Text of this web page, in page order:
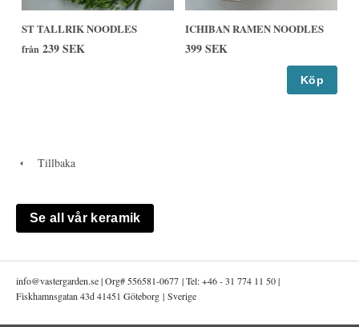
ST TALLRIK NOODLES
från 239 SEK
ICHIBAN RAMEN NOODLES
399 SEK
Köp
Tillbaka
Se all vår keramik
info@vastergarden.se | Org# 556581-0677 | Tel: +46 - 31 774 11 50 |
Fiskhamnsgatan 43d 41451 Göteborg | Sverige